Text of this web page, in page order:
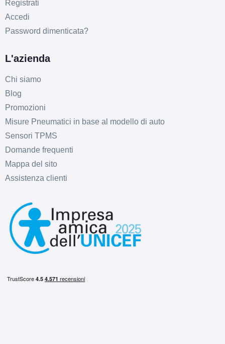
Registrati
Accedi
Password dimenticata?
L'azienda
Chi siamo
Blog
Promozioni
Misure Pneumatici in base al modello di auto
Sensori TPMS
Domande frequenti
Mappa del sito
Assistenza clienti